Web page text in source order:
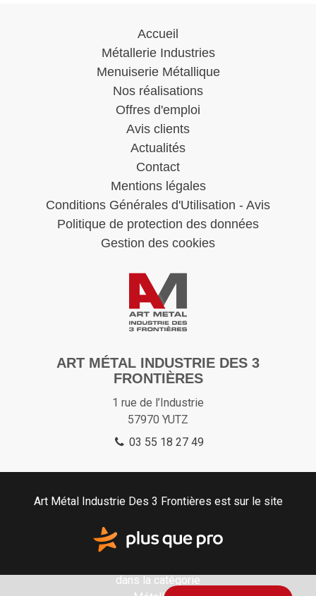
Accueil
Métallerie Industries
Menuiserie Métallique
Nos réalisations
Offres d'emploi
Avis clients
Actualités
Contact
Mentions légales
Conditions Générales d'Utilisation - Avis
Politique de protection des données
Gestion des cookies
ART MÉTAL INDUSTRIE DES 3
FRONTIÈRES
1 rue de l’Industrie
57970 YUTZ
03 55 18 27 49
Art Métal Industrie Des 3 Frontières est sur le site
dans la catégorie